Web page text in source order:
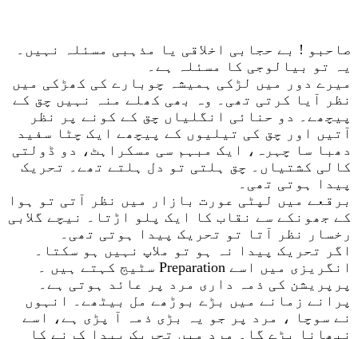
صاحبو ! بے حجابی اخلاقی یا مذہبی مسئلہ نہیں۔
یہ تو بیالوجی کا مسئلہ ہے۔
میرے دور میں لڑکی ہمیشہ چوبارے کی کھڑکی میں
نظر آیا کرتی تھی۔ وہ بھی کھلے منہ نہیں چق کے
پیچھے۔ دو حنائی انگلیاں چق کے کونے پر نظر
آتیں اور چق کی تیلیوں کے پیچھے ایک چٹا سفید
دھبا سا چہرہ، ایک مبہم سی مسکراہٹ، دو ڈولتی
کالی کشتیاں۔ چق ہلتی تو دل ہلتے تھے۔ تحریک
پیدا ہوتی تھی۔
برقعے میں لپٹی عورت بازار میں نظر آتی تو ہوا
کے جھونکے سے نقاب کا ایک پلو اڑتا۔ نیچے گلابی
رخسار نظر آتا تو تحریک پیدا ہوتی تھی۔
اگر تحریک پیدا نہ ہو تو ملاپ نہیں ہو سکتا۔
انگریزی میں اسے Preparation سٹیج کہتے ہیں ۔
پرپریشن کی ذمہ داری مرد پر عائد ہوتی ہے۔
پرانے زمانے میں بڑے بوڑھے مل بیٹھے۔ انہوں
نے سوچا ، مرد پر جو یہ بڑی ذمہ آ پڑی ہے، اسے
نبھانا پڑے گا۔ مرد میں تحریک پیدا کرنے کا